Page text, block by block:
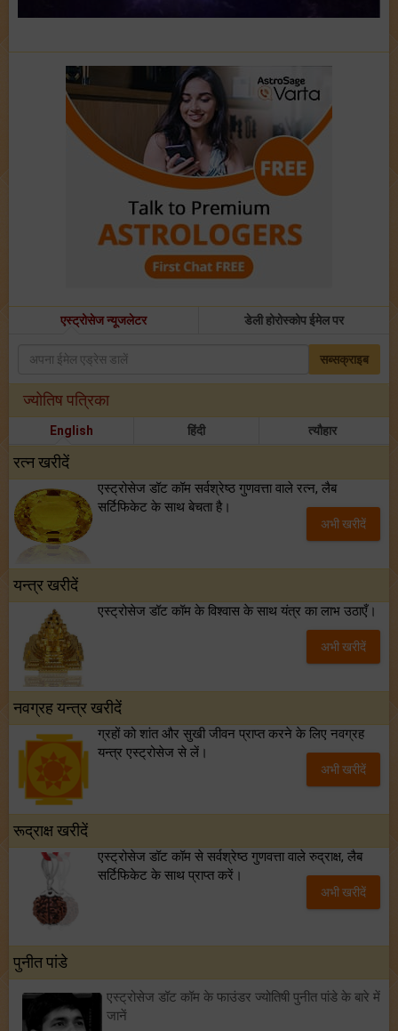
एस्ट्रोसेज न्यूजलेटर डेली होरोस्कोप ईमेल पर
सब्सक्राइब
ज्योतिष पत्रिका
English हिंदी त्यौहार
रत्न खरीदें
एस्ट्रोसेज डॉट कॉम सर्वश्रेष्ठ गुणवत्ता वाले रत्न, लैब
सर्टिफिकेट के साथ बेचता है।
अभी खरीदें
यन्त्र खरीदें
एस्ट्रोसेज डॉट कॉम के विश्वास के साथ यंत्र का लाभ उठाएँ।
अभी खरीदें
नवग्रह यन्त्र खरीदें
ग्रहों को शांत और सुखी जीवन प्राप्त करने के लिए नवग्रह
यन्त्र एस्ट्रोसेज से लें।
अभी खरीदें
रूद्राक्ष खरीदें
एस्ट्रोसेज डॉट कॉम से सर्वश्रेष्ठ गुणवत्ता वाले रुद्राक्ष, लैब
सर्टिफिकेट के साथ प्राप्त करें।
अभी खरीदें
पुनीत पांडे
एस्ट्रोसेज डॉट कॉम के फाउंडर ज्योतिषी पुनीत पांडे के बारे में
जानें